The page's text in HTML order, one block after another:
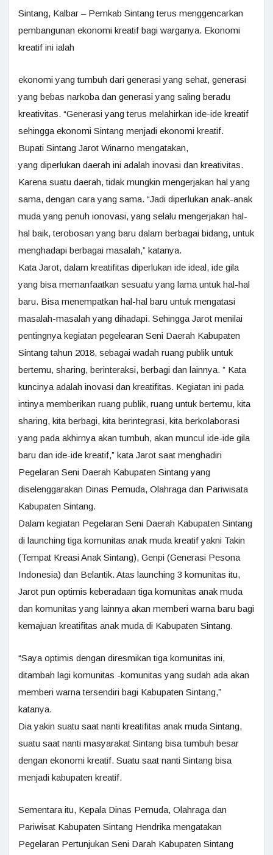
Sintang, Kalbar – Pemkab Sintang terus menggencarkan
pembangunan ekonomi kreatif bagi warganya. Ekonomi
kreatif ini ialah
ekonomi yang tumbuh dari generasi yang sehat, generasi
yang bebas narkoba dan generasi yang saling beradu
kreativitas. “Generasi yang terus melahirkan ide-ide kreatif
sehingga ekonomi Sintang menjadi ekonomi kreatif.
Bupati Sintang Jarot Winarno mengatakan,
yang diperlukan daerah ini adalah inovasi dan kreativitas.
Karena suatu daerah, tidak mungkin mengerjakan hal yang
sama, dengan cara yang sama. “Jadi diperlukan anak-anak
muda yang penuh ionovasi, yang selalu mengerjakan hal-
hal baik, terobosan yang baru dalam berbagai bidang, untuk
menghadapi berbagai masalah,” katanya.
Kata Jarot, dalam kreatifitas diperlukan ide ideal, ide gila
yang bisa memanfaatkan sesuatu yang lama untuk hal-hal
baru. Bisa menempatkan hal-hal baru untuk mengatasi
masalah-masalah yang dihadapi. Sehingga Jarot menilai
pentingnya kegiatan pegelearan Seni Daerah Kabupaten
Sintang tahun 2018, sebagai wadah ruang publik untuk
bertemu, sharing, berinteraksi, berbagi dan lainnya. ” Kata
kuncinya adalah inovasi dan kreatifitas. Kegiatan ini pada
intinya memberikan ruang publik, ruang untuk bertemu, kita
sharing, kita berbagi, kita berintegrasi, kita berkolaborasi
yang pada akhirnya akan tumbuh, akan muncul ide-ide gila
baru dan ide-ide kreatif,” kata Jarot saat menghadiri
Pegelaran Seni Daerah Kabupaten Sintang yang
diselenggarakan Dinas Pemuda, Olahraga dan Pariwisata
Kabupaten Sintang.
Dalam kegiatan Pegelaran Seni Daerah Kabupaten Sintang
di launching tiga komunitas anak muda kreatif yakni Takin
(Tempat Kreasi Anak Sintang), Genpi (Generasi Pesona
Indonesia) dan Belantik. Atas launching 3 komunitas itu,
Jarot pun optimis keberadaan tiga komunitas anak muda
dan komunitas yang lainnya akan memberi warna baru bagi
kemajuan kreatifitas anak muda di Kabupaten Sintang.
“Saya optimis dengan diresmikan tiga komunitas ini,
ditambah lagi komunitas -komunitas yang sudah ada akan
memberi warna tersendiri bagi Kabupaten Sintang,”
katanya.
Dia yakin suatu saat nanti kreatifitas anak muda Sintang,
suatu saat nanti masyarakat Sintang bisa tumbuh besar
dengan ekonomi kreatif. Suatu saat nanti Sintang bisa
menjadi kabupaten kreatif.
Sementara itu, Kepala Dinas Pemuda, Olahraga dan
Pariwisat Kabupaten Sintang Hendrika mengatakan
Pegelaran Pertunjukan Seni Darah Kabupaten Sintang